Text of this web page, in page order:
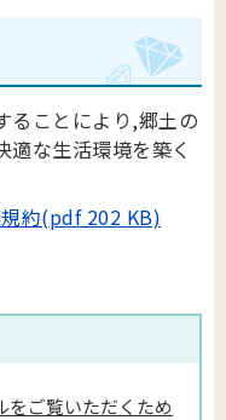
ることにより,郷土の
な生活環境を築く
約(pdf 202 KB)
をご覧いただくため